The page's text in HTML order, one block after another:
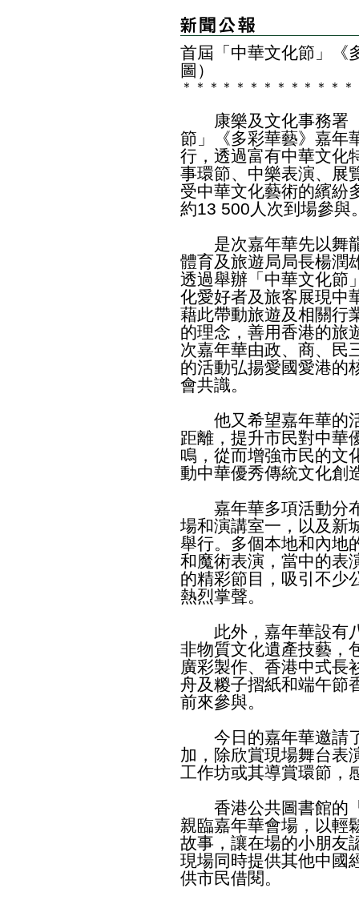
首屆「中華文化節」《
圖）
＊ ＊ ＊ ＊ ＊ ＊ ＊ ＊ ＊ ＊ ＊ ＊ ＊
康樂及文化事務署（
節」《多彩華藝》嘉年
行，透過富有中華文化
事環節、中樂表演、展
受中華文化藝術的繽紛
約13 500人次到場參與
是次嘉年華先以舞龍
體育及旅遊局局長楊潤
透過舉辦「中華文化節
化愛好者及旅客展現中
藉此帶動旅遊及相關行
的理念，善用香港的旅
次嘉年華由政、商、民
的活動弘揚愛國愛港的
會共識。
他又希望嘉年華的活
距離，提升市民對中華
鳴，從而增強市民的文
動中華優秀傳統文化創
嘉年華多項活動分布
場和演講室一，以及新
舉行。多個本地和內地
和魔術表演，當中的表
的精彩節目，吸引不少
熱烈掌聲。
此外，嘉年華設有八
非物質文化遺產技藝，
廣彩製作、香港中式長
舟及糉子摺紙和端午節
前來參與。
今日的嘉年華邀請了
加，除欣賞現場舞台表
工作坊或其導賞環節，
香港公共圖書館的「
親臨嘉年華會場，以輕
故事，讓在場的小朋友
現場同時提供其他中國
供市民借閱。